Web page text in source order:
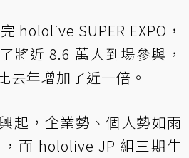
hololive SUPER EXPO，
將近 8.6 萬人到場參與，
去年增加了近一倍。
起，企業勢、個人勢如雨
而 hololive JP 組三期生